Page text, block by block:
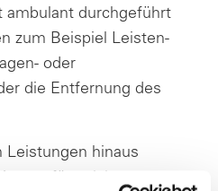
ambulant durchgeführt
zum Beispiel Leisten-
oder
die Entfernung des
Leistungen hinaus
für solche